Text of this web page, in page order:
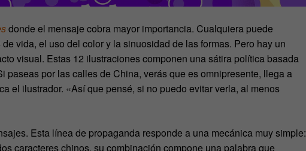
donde el mensaje cobra mayor importancia. Cualquiera puede
vida, el uso del color y la sinuosidad de las formas. Pero hay un
visual. Estas 12 ilustraciones componen una sátira política basada
paseas por las calles de China, verás que es omnipresente, llega a
el ilustrador. «Así que pensé, si no puedo evitar verla, al menos
Esta línea de propaganda responde a una mecánica muy simple:
caracteres chinos, su combinación compone una palabra que